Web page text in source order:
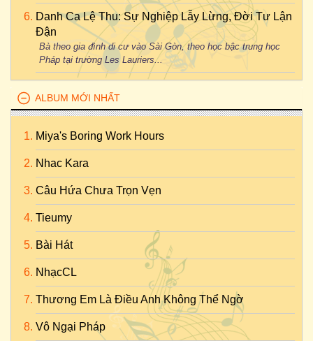
Danh Ca Lệ Thu: Sự Nghiệp Lẫy Lừng, Đời Tư Lận
Đận
Bà theo gia đình di cư vào Sài Gòn, theo học bậc trung học
Pháp tại trường Les Lauriers...
ALBUM MỚI NHẤT
Miya's Boring Work Hours
Nhac Kara
Câu Hứa Chưa Trọn Vẹn
Tieumy
Bài Hát
NhạcCL
Thương Em Là Điều Anh Không Thể Ngờ
Vô Ngại Pháp